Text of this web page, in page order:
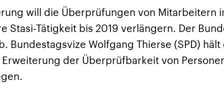
und
gehören die
Staaten zu
der Erde, mit
Einfluss auf das
Weltgeschehen.
Der Überfall der
palästinensischen
Terrororganisation
Hamas im Oktober 2023
auf Israel hat in der
Region wieder die
Gewalt entfacht. Israel
möchte die Hamas
Der Iran – seit der
Islamischen
1979 auch
Republik Iran – ist
von einem
Religionsführer
regierter Staat im
Osten. Eine
will die Überprüfungen von Mitarbeitern
Stasi-Tätigkeit bis 2019 verlängern. Der
Bundestagsvize Wolfgang Thierse (SPD) hält
Erweiterung der Überprüfbarkeit von